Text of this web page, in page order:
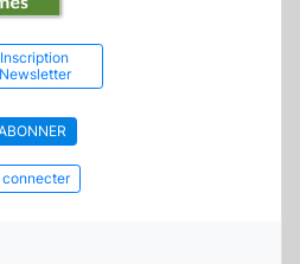
Inscription
Newsletter
connecter